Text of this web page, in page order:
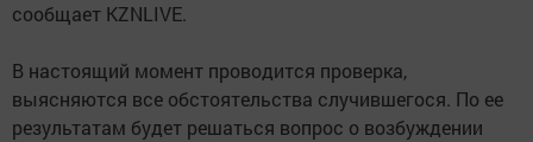
сообщает KZNLIVE.
В настоящий момент проводится проверка,
выясняются все обстоятельства случившегося. По ее
результатам будет решаться вопрос о возбуждении